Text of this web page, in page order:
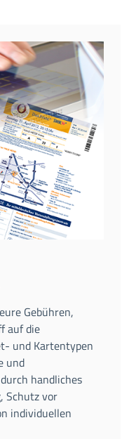
Gebühren,
auf die
und Kartentypen
und
handliches
Schutz vor
individuellen